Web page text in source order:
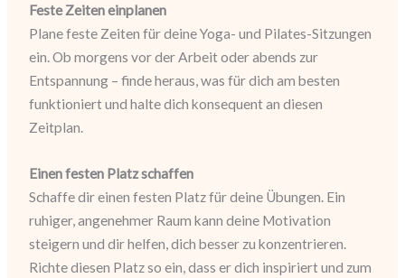
Feste Zeiten einplanen
Plane feste Zeiten für deine Yoga- und Pilates-Sitzungen
ein. Ob morgens vor der Arbeit oder abends zur
Entspannung – finde heraus, was für dich am besten
funktioniert und halte dich konsequent an diesen
Zeitplan.
Einen festen Platz schaffen
Schaffe dir einen festen Platz für deine Übungen. Ein
ruhiger, angenehmer Raum kann deine Motivation
steigern und dir helfen, dich besser zu konzentrieren.
Richte diesen Platz so ein, dass er dich inspiriert und zum